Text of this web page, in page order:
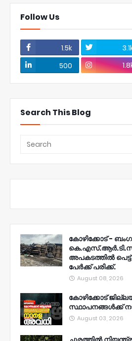
Follow Us
1.5k
500
Search This Blog
കോഴിക്കോട് -
അപകടത്തിൽ പെട്ട്
പേർക്ക് പരിക്ക്.
August 08, 2026
കോഴിക്കോട്
സ്ഥാപനങ്ങൾക്ക്
August 03, 2026